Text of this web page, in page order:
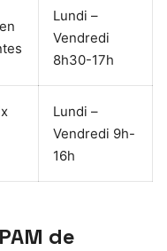
Lundi –
Vendredi
8h30-17h
Lundi –
Vendredi 9h-
16h
de